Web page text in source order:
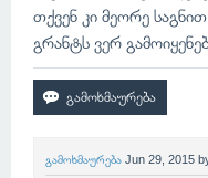
თქვენ კი მეორე
გრანტს ვერ
გამოხმაურება Jun 29, 2015